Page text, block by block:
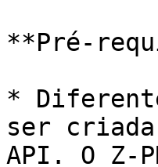
**Pré-
*
ser
API. O Z-